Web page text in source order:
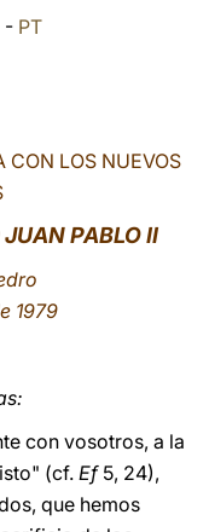
PT
CON LOS NUEVOS
PABLO II
1979
con vosotros, a la
(cf. Ef5, 24),
que hemos